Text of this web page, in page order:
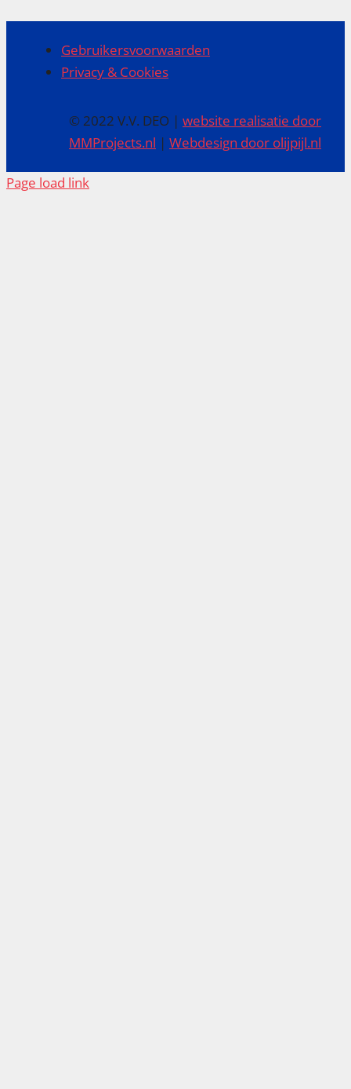
Gebruikersvoorwaarden
Privacy & Cookies
© 2022 V.V. DEO |website realisatie door
MMProjects.nl |Webdesign door olijpijl.nl
Page load link